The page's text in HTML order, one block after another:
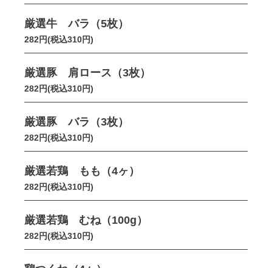
厳選牛 バラ（5枚）
282円(税込310円)
厳選豚 肩ロース（3枚）
282円(税込310円)
厳選豚 バラ（3枚）
282円(税込310円)
厳選若鶏 もも（4ヶ）
282円(税込310円)
厳選若鶏 むね（100g）
282円(税込310円)